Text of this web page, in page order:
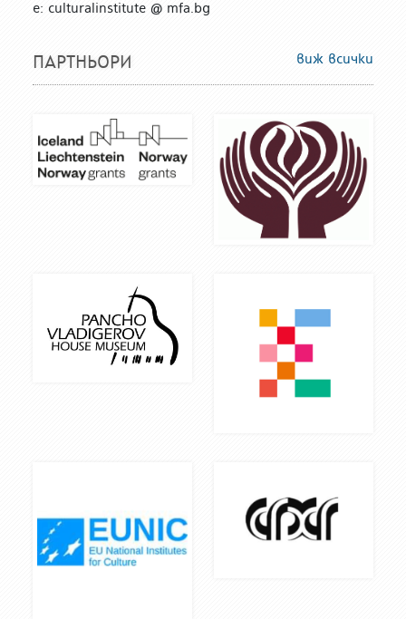
е: culturalinstitute @ mfa.bg
ПАРТНЬОРИ виж всички